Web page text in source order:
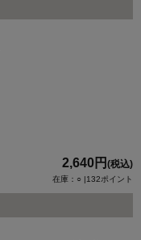
2,640円 (税込)
在庫：○ |132ポイント